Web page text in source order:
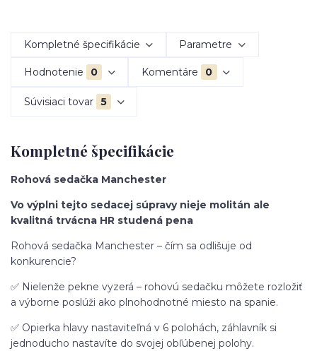
Kompletné špecifikácie Parametre
Hodnotenie 0 Komentáre 0
Súvisiaci tovar 5
Kompletné špecifikácie
Rohová sedačka Manchester
Vo výplni tejto sedacej súpravy nieje molitán ale
kvalitná trvácna HR studená pena
Rohová sedačka Manchester – čím sa odlišuje od
konkurencie?
✅ Nielenže pekne vyzerá – rohovú sedačku môžete rozložiť
a výborne poslúži ako plnohodnotné miesto na spanie.
✅ Opierka hlavy nastaviteľná v 6 polohách, záhlavník si
jednoducho nastavíte do svojej obľúbenej polohy.